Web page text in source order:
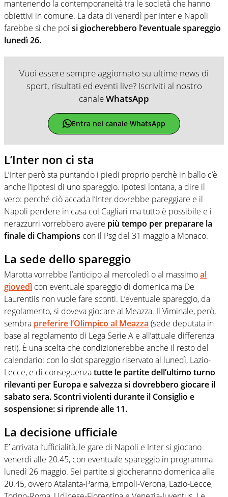
mantenendo la contemporaneità tra le società che hanno
obiettivi in comune. La data di venerdì per Inter e Napoli
farebbe sì che poi si giocherebbero l’eventuale spareggio
lunedì 26.
Vuoi essere sempre aggiornato su ultime news di
sport, risultati ed eventi live? Iscriviti al nostro
canaleWhatsApp
Entra nel canale WhatsApp
L’Inter non ci sta
L’Inter però sta puntando i piedi proprio perchè in ballo c’è
anche l’ipotesi di uno spareggio. Ipotesi lontana, a dire il
vero: perché ciò accada l’Inter dovrebbe pareggiare e il
Napoli perdere in casa col Cagliari ma tutto è possibile e i
nerazzurri vorrebbero avere più tempo per preparare la
finale di Champions con il Psg del 31 maggio a Monaco.
La sede dello spareggio
Marotta vorrebbe l’anticipo al mercoledì o al massimoal
giovedì con eventuale spareggio di domenica ma De
Laurentiis non vuole fare sconti. L’eventuale spareggio, da
regolamento, si doveva giocare al Meazza. Il Viminale, però,
sembra preferire l’Olimpico al Meazza (sede deputata in
base al regolamento di Lega Serie A e all’attuale differenza
reti). È una scelta che condizionerebbe anche il resto del
calendario: con lo slot spareggio riservato al lunedì, Lazio-
Lecce, e di conseguenzatutte le partite dell’ultimo turno
rilevanti per Europa e salvezza si dovrebbero giocare il
sabato sera. Scontri violenti durante il Consiglio e
sospensione: si riprende alle 11.
La decisione ufficiale
E’ arrivata l’ufficialità, le gare di Napoli e Inter si giocano
venerdì alle 20.45, con eventuale spareggio in programma
lunedì 26 maggio. Sei partite si giocheranno domenica alle
20.45, ovvero Atalanta-Parma, Empoli-Verona, Lazio-Lecce,